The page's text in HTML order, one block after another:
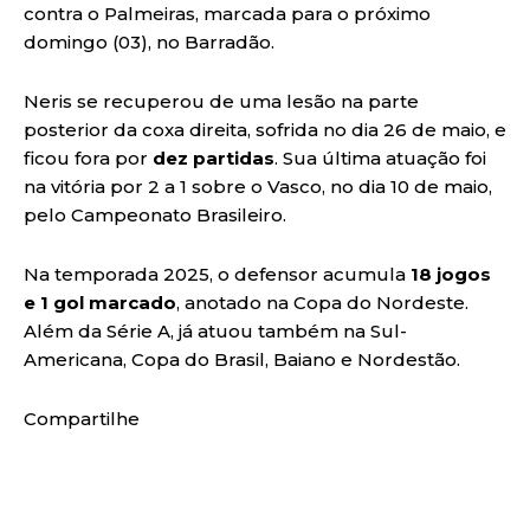
contra o Palmeiras, marcada para o próximo
domingo (03), no Barradão.
Neris se recuperou de uma lesão na parte
posterior da coxa direita, sofrida no dia 26 de maio, e
ficou fora por dez partidas. Sua última atuação foi
na vitória por 2 a 1 sobre o Vasco, no dia 10 de maio,
pelo Campeonato Brasileiro.
Na temporada 2025, o defensor acumula 18 jogos
e 1 gol marcado, anotado na Copa do Nordeste.
Além da Série A, já atuou também na Sul-
Americana, Copa do Brasil, Baiano e Nordestão.
Compartilhe